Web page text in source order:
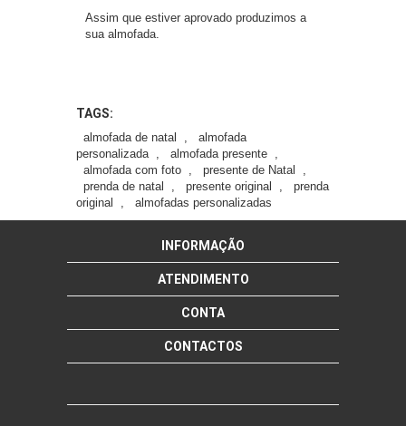
Assim que estiver aprovado produzimos a
sua almofada.
TAGS:
almofada de natal ,
almofada
personalizada , almofada presente ,
almofada com foto , presente de Natal
,
prenda de natal
, presente original ,
prenda
original
, almofadas personalizadas
INFORMAÇÃO
ATENDIMENTO
CONTA
CONTACTOS